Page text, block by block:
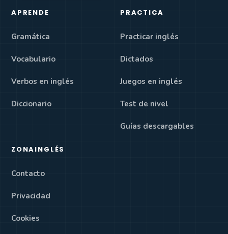
APRENDE
Gramática
Vocabulario
Verbos en inglés
Diccionario
PRACTICA
Practicar inglés
Dictados
Juegos en inglés
Test de nivel
Guías descargables
ZONAINGLÉS
Contacto
Privacidad
Cookies